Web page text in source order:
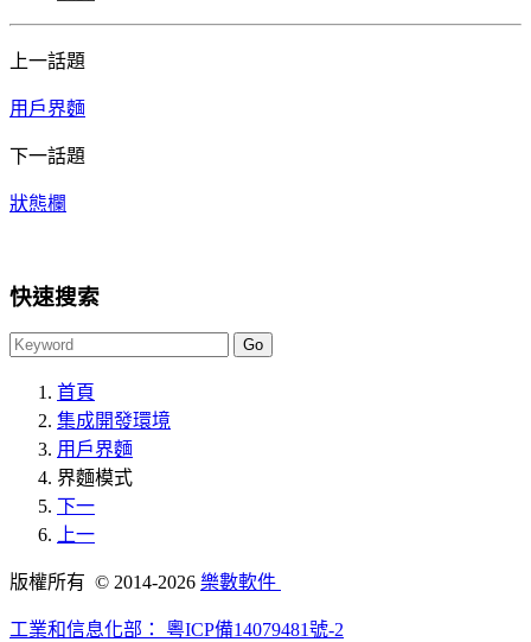
上一話題
用戶界麵
下一話題
狀態欄
快速搜索
首頁
集成開發環境
用戶界麵
界麵模式
下一
上一
版權所有 © 2014-2026 樂數軟件
工業和信息化部： 粵ICP備14079481號-2